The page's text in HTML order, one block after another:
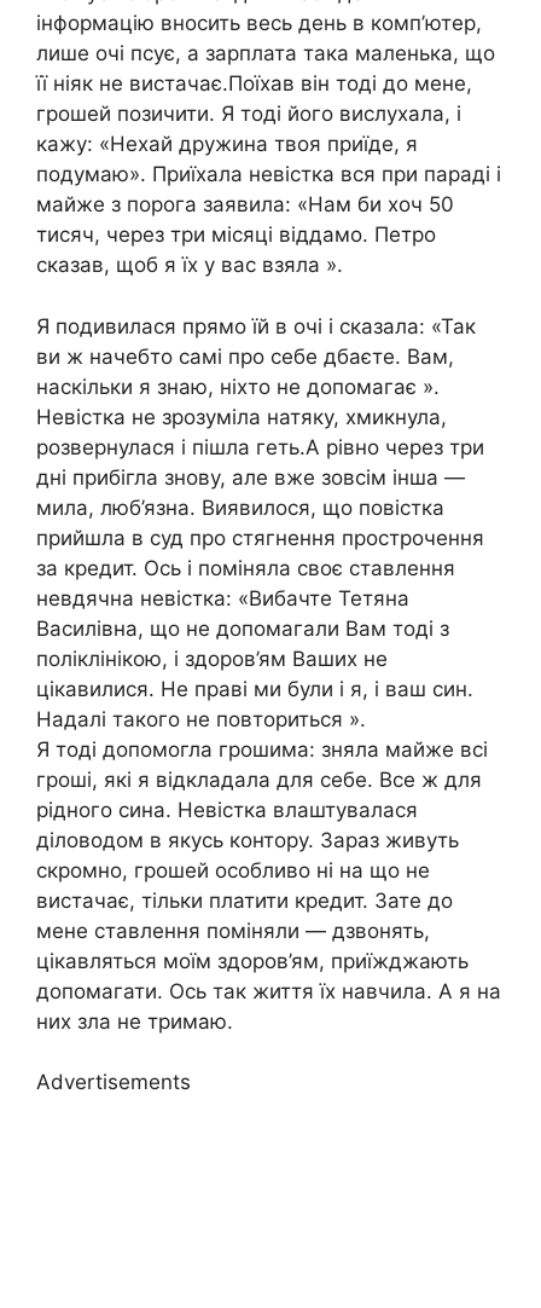
інформацію вносить весь день в комп’ютер,
лише очі псує, а зарплата така маленька, що
її ніяк не вистачає.Поїхав він тоді до мене,
грошей позичити. Я тоді його вислухала, і
кажу: «Нехай дружина твоя приїде, я
подумаю». Приїхала невістка вся при параді і
майже з порога заявила: «Нам би хоч 50
тисяч, через три місяці віддамо. Петро
сказав, щоб я їх у вас взяла ».
Я подивилася прямо їй в очі і сказала: «Так
ви ж начебто самі про себе дбаєте. Вам,
наскільки я знаю, ніхто не допомагає ».
Невістка не зрозуміла натяку, хмикнула,
розвернулася і пішла геть.А рівно через три
дні прибігла знову, але вже зовсім інша —
мила, люб’язна. Виявилося, що повістка
прийшла в суд про стягнення прострочення
за кредит. Ось і поміняла своє ставлення
невдячна невістка: «Вибачте Тетяна
Василівна, що не допомагали Вам тоді з
поліклінікою, і здоров’ям Ваших не
цікавилися. Не праві ми були і я, і ваш син.
Надалі такого не повториться ».
Я тоді допомогла грошима: зняла майже всі
гроші, які я відкладала для себе. Все ж для
рідного сина. Невістка влаштувалася
діловодом в якусь контору. Зараз живуть
скромно, грошей особливо ні на що не
вистачає, тільки платити кредит. Зате до
мене ставлення поміняли — дзвонять,
цікавляться моїм здоров’ям, приїжджають
допомагати. Ось так життя їх навчила. А я на
них зла не тримаю.
Advertisements